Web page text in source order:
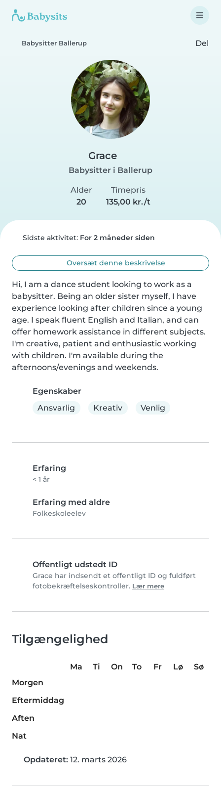
Babysitter Ballerup Del
Grace
Babysitter i Ballerup
Alder
20
Timepris
135,00 kr./t
Sidste aktivitet: For 2 måneder siden
Oversæt denne beskrivelse
Hi, I am a dance student looking to work as a
babysitter. Being an older sister myself, I have
experience looking after children since a young
age. I speak fluent English and Italian, and can
offer homework assistance in different subjects.
I'm creative, patient and enthusiastic working
with children. I'm available during the
afternoons/evenings and weekends.
Egenskaber
Ansvarlig
Kreativ Venlig
Erfaring
< 1 år
Erfaring med aldre
Folkeskoleelev
Offentligt udstedt ID
Grace har indsendt et offentligt ID og fuldført
fotobekræftelseskontroller. Lær mere
Tilgængelighed
Ma Ti On To Fr Lø
Sø
Morgen
Eftermiddag
Aften
Nat
Opdateret: 12. marts 2026